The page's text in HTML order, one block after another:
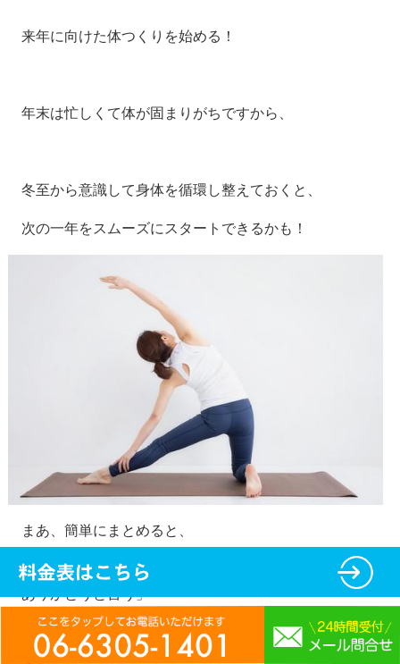
来年に向けた体つくりを始める！
年末は忙しくて体が固まりがちですから、
冬至から意識して身体を循環し整えておくと、
次の一年をスムーズにスタートできるかも！
まあ、簡単にまとめると、
• 「毎日使ってる玄関やリビングを拭き掃除しながら、
ありがとうと言う」
「神社で空気を吸いながら、目に映る自然に感謝す
る」